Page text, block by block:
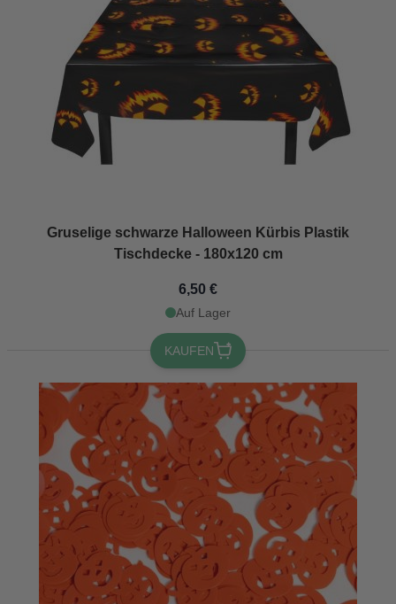
Gruselige schwarze Halloween Kürbis Plastik
Tischdecke - 180x120 cm
6,50 €
Auf Lager
KAUFEN